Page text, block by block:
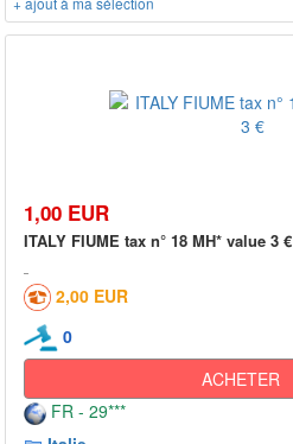
1,00 EUR
ITALY FIUME tax n° 18 MH* value 3 €
2,00 EUR
0
ACHETER
FR - 29***